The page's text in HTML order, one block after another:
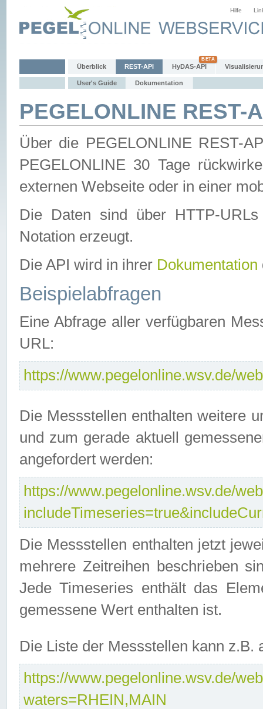
Hilfe
Überblick REST-API HyDAS-API
User's Guide Dokumentation
PEGELONLINE REST-
Über die PEGELONLINE REST-
PEGELONLINE 30 Tage
externen Webseite oder in einer
Die Daten sind über HTTP-
Notation erzeugt.
Die API wird in ihrer Dokumentation
Beispielabfragen
Eine Abfrage aller verfügbaren
URL:
https://www.pegelonline.wsv.de/
Die Messstellen enthalten weitere
und zum gerade aktuell
angefordert werden:
https://www.pegelonline.wsv.de/
Die Messstellen enthalten jetzt
mehrere Zeitreihen beschrieben
Jede Timeseries enthält das
gemessene Wert enthalten ist.
Die Liste der Messstellen kann
https://www.pegelonline.wsv.de/
waters=RHEIN,MAIN